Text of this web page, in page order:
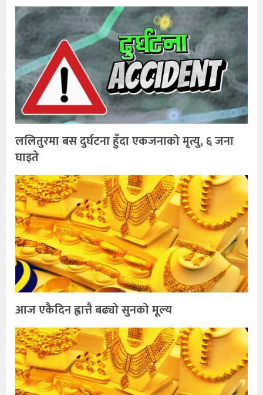
ललितुरमा बस दुर्घटना हुँदा एकजनाको मृत्यु, ६ जना
घाइते
आज एकैदिन ह्वात्तै बढ्यो सुनको मूल्य